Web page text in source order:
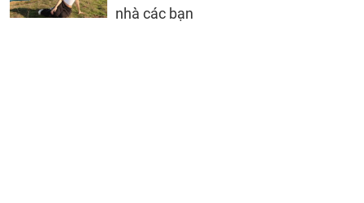
nhà các bạn